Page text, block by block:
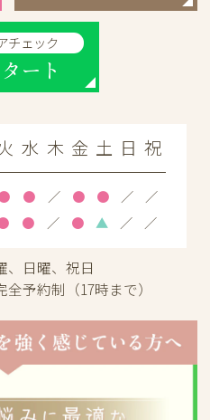
チェック
タート
水 木 金 土 日 祝
● ／ ● ● ／ ／
● ／ ● ▲ ／ ／
、日曜、祝日
予約制（17時まで）